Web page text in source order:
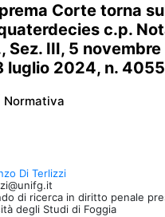
Corte torna
c.p.
Sez. III, 5
luglio 2024, n.
Normativa
Di Terlizzi
di ricerca in diritto penale
degli Studi di Foggia